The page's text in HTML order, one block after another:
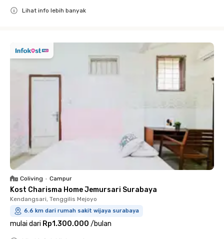
Lihat info lebih banyak
Coliving • Campur
Kost Charisma Home Jemursari Surabaya
Kendangsari, Tenggilis Mejoyo
6.6 km dari rumah sakit wijaya surabaya
mulai dari Rp1.300.000 /bulan